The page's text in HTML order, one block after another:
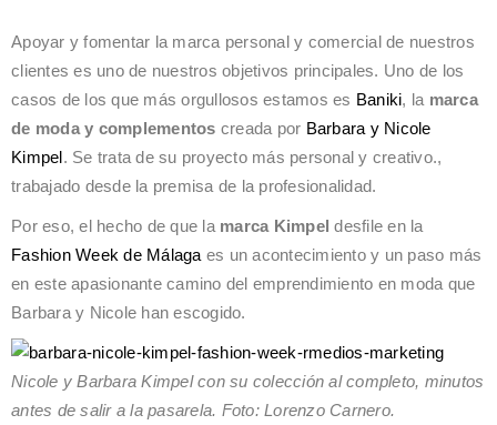
Apoyar y fomentar la marca personal y comercial de nuestros
clientes es uno de nuestros objetivos principales. Uno de los
casos de los que más orgullosos estamos es Baniki, la marca
de moda y complementos creada por Barbara y Nicole
Kimpel. Se trata de su proyecto más personal y creativo.,
trabajado desde la premisa de la profesionalidad.
Por eso, el hecho de que la marca Kimpel desfile en la
Fashion Week de Málaga es un acontecimiento y un paso más
en este apasionante camino del emprendimiento en moda que
Barbara y Nicole han escogido.
Nicole y Barbara Kimpel con su colección al completo, minutos
antes de salir a la pasarela. Foto: Lorenzo Carnero.